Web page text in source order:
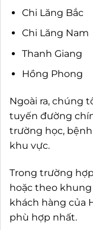
Chi Lăng Bắc
Chi Lăng Nam
Thanh Giang
Hồng Phong
Ngoài ra, chúng
tuyến đường
trường học,
khu vực.
Trong trường
hoặc theo
khách hàng của
phù hợp nhất.